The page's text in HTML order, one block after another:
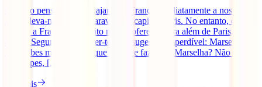
Quando pensamos em viajar para França imediatamente a nossa
mente leva-nos para a maravilhosa capital, Paris. No entanto, e
porque a França tem muito mais a oferecer para além de Paris, hoje
a IATI Seguros vem trazer-te uma sugestão imperdível: Marselha.
Não sabes muito bem o que visitar e fazer em Marselha? Não te
preocupes, [...]
Ler mais